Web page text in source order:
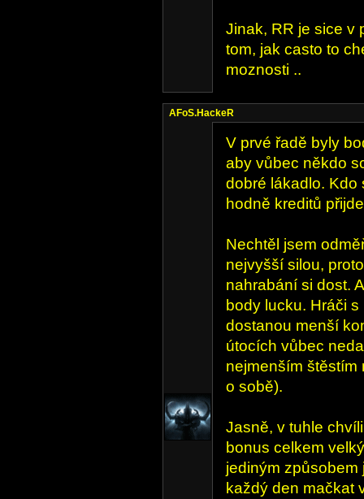
Jinak, RR je sice v
tom, jak casto to
moznosti ..
AFoS.HackeR
V prvé řadě byly
aby vůbec někdo
dobré lákadlo.
hodně kreditů
Nechtěl jsem
nejvyšší silou,
nahrabání si dost.
body lucku. Hráči
dostanou menší
útocích vůbec
nejmenším štěstím
o sobě).
Jasně, v tuhle
bonus celkem
jediným způsobem
každý den mačkat